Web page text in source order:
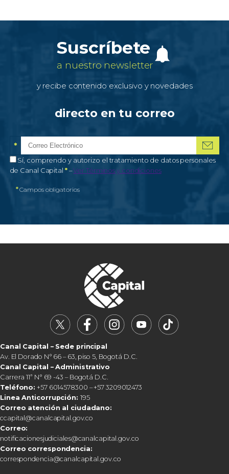
Suscríbete
a nuestro newsletter
y recibe contenido exclusivo y novedades
directo en tu correo
Correo electrónico*
*
Campo obligatorio
Autorización de tratamiento de datos personales
Sí, comprendo y autorizo el tratamiento de datos personales
de Canal Capital *–Campo obligatorio
Ver Términos y condiciones
*Campos obligatorios
Canal Capital – Sede principal
Av. El Dorado N° 66 – 63, piso 5, Bogotá D.C.
Canal Capital – Administrativo
Carrera 11ª N° 69 -43 – Bogotá D.C.
Teléfono: +57 6014578300 – +57 3209012473
Linea Anticorrupción: 195
Correo atención al ciudadano:
ccapital@canalcapital.gov.co
Correo:
notificacionesjudiciales@canalcapital.gov.co
Correo correspondencia:
correspondencia@canalcapital.gov.co